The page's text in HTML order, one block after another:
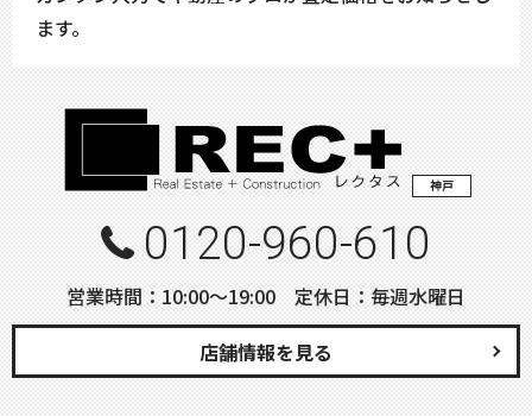
ます。
神戸
0120-960-610
営業時間：10:00〜19:00 定休日：毎週水曜日
店舗情報を見る